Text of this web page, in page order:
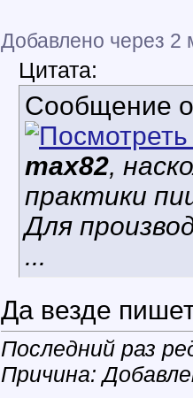
Добавлено через 2
Цитата:
Сообщение
max82,
практики
Для
...
Да везде
Последний раз
Причина: